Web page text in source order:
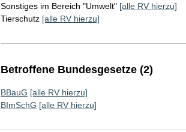
Sonstiges im Bereich "Umwelt" [alle RV hierzu]
Tierschutz [alle RV hierzu]
Betroffene Bundesgesetze (2)
BBauG [alle RV hierzu]
BImSchG [alle RV hierzu]